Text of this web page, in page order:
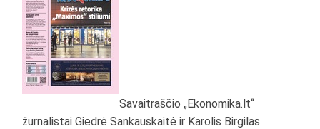
Savaitraščio „Ekonomika.lt“
žurnalistai Giedrė Sankauskaitė ir Karolis Birgilas